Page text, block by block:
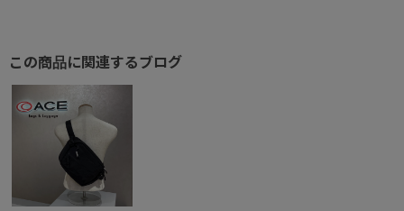
●オーガナイザーポケット
この商品に関連するブログ